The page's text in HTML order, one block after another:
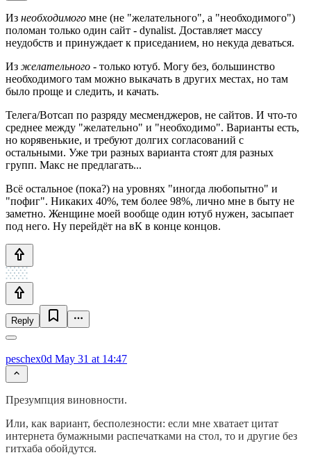
Из необходимого мне (не "желательного", а "необходимого")
поломан только один сайт - dynalist. Доставляет массу
неудобств и принуждает к приседанием, но некуда деваться.
Из желательного - только ютуб. Могу без, большинство
необходимого там можно выкачать в других местах, но там
было проще и следить, и качать.
Телега/Вотсап по разряду месменджеров, не сайтов. И что-то
среднее между "желательно" и "необходимо". Варианты есть,
но корявенькие, и требуют долгих согласований с
остальными. Уже три разных варианта стоят для разных
групп. Макс не предлагать...
Всё остальное (пока?) на уровнях "иногда любопытно" и
"пофиг". Никаких 40%, тем более 98%, лично мне в быту не
заметно. Женщине моей вообще один ютуб нужен, засыпает
под него. Ну перейдёт на вК в конце концов.
Reply
peschex0d May 31 at 14:47
Презумпция виновности.
Или, как вариант, бесполезности: если мне хватает цитат
интернета бумажными распечатками на стол, то и другие без
гитхаба обойдутся.